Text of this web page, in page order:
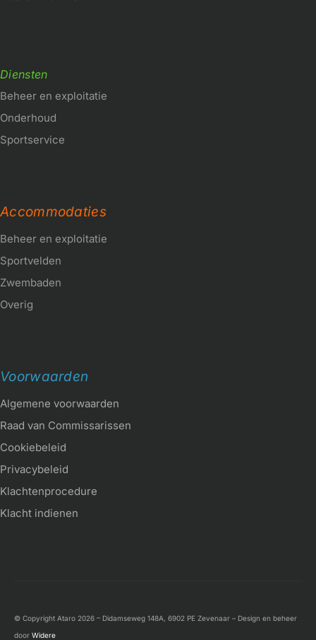
Diensten
Beheer en exploitatie
Onderhoud
Sportservice
Accommodaties
Beheer en exploitatie
Sportvelden
Zwembaden
Overig
Voorwaarden
Algemene voorwaarden
Raad van Commissarissen
Cookiebeleid
Privacybeleid
Klachtenprocedure
Klacht indienen
© Copyright Ataro 2026 – Didamseweg 148A, 6902 PE Zevenaar – Design en beheer
door Widere